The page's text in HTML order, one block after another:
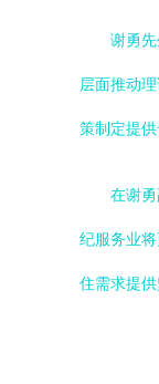
谢勇
层面推动
策制定提
在谢
纪服务业
住需求提供